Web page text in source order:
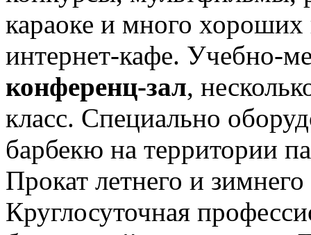
караоке и много
интернет-кафе. Учебно-
конференц-зал,
класс. Специально
барбекю на территории
Прокат летнего и
Круглосуточная